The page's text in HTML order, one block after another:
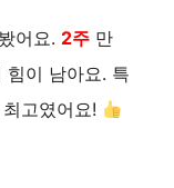
어요. 2주 만
힘이 남아요. 특
고였어요!